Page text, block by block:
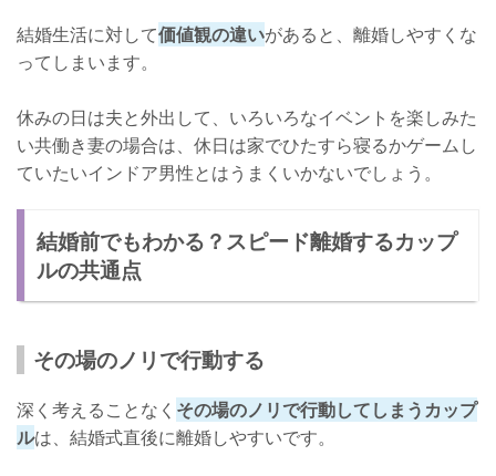
結婚生活に対して価値観の違いがあると、離婚しやすくな
ってしまいます。
休みの日は夫と外出して、いろいろなイベントを楽しみた
い共働き妻の場合は、休日は家でひたすら寝るかゲームし
ていたいインドア男性とはうまくいかないでしょう。
結婚前でもわかる？スピード離婚するカップ
ルの共通点
その場のノリで行動する
深く考えることなく その場のノリで行動してしまうカップ
ルは、結婚式直後に離婚しやすいです。